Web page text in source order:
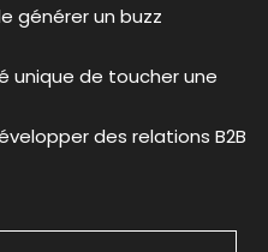
générer un buzz
unique de toucher une
des relations B2B